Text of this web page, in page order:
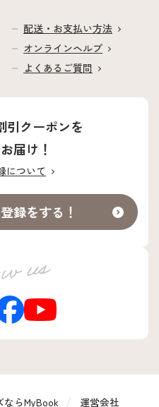
配送・お支払い方法
オンラインヘルプ
よくあるご質問
引クーポンを
届け！
について
録をする！
らMyBook
運営会社